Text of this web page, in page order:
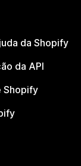
da Shopify
da API
Shopify